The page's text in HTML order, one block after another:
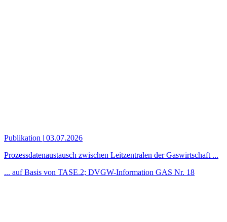
Publikation | 03.07.2026
Prozessdatenaustausch zwischen Leitzentralen der Gaswirtschaft ...
... auf Basis von TASE.2; DVGW-Information GAS Nr. 18